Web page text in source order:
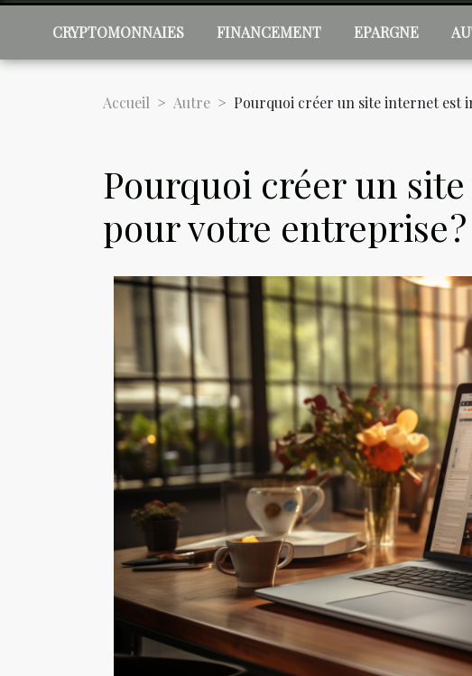
CRYPTOMONNAIES FINANCEMENT EPARGNE
Accueil Autre Pourquoi créer un site internet est
Pourquoi créer un
pour votre entreprise ?